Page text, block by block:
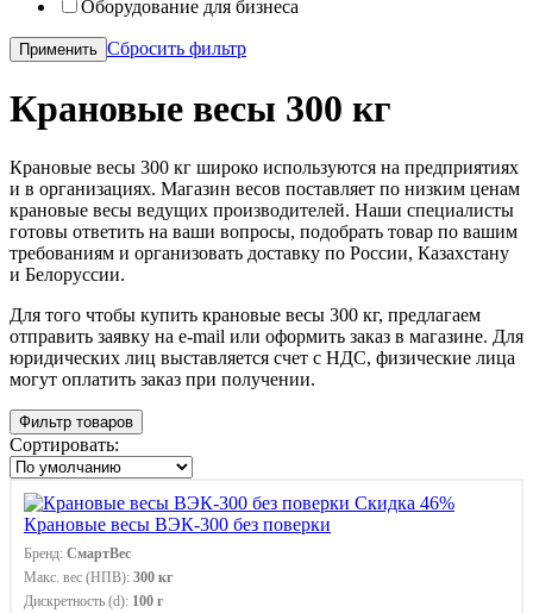
Оборудование для бизнеса
Применить Сбросить фильтр
Крановые весы 300 кг
Крановые весы 300 кг широко используются на предприятиях
и в организациях. Магазин весов поставляет по низким ценам
крановые весы ведущих производителей. Наши специалисты
готовы ответить на ваши вопросы, подобрать товар по вашим
требованиям и организовать доставку по России, Казахстану
и Белоруссии.
Для того чтобы купить крановые весы 300 кг, предлагаем
отправить заявку на e-mail или оформить заказ в магазине. Для
юридических лиц выставляется счет с НДС, физические лица
могут оплатить заказ при получении.
Фильтр товаров
Сортировать:
Скидка 46%
Крановые весы ВЭК-300 без поверки
Бренд: СмартВес
Макс. вес (НПВ): 300 кг
Дискретность (d): 100 г